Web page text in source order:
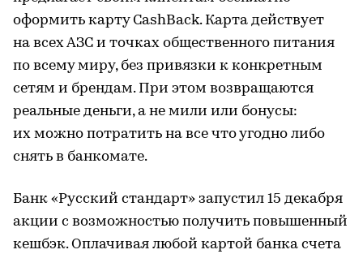
оформить карту CashBack. Карта действует
на всех АЗС и точках общественного питания
по всему миру, без привязки к конкретным
сетям и брендам. При этом возвращаются
реальные деньги, а не мили или бонусы:
их можно потратить на все что угодно либо
снять в банкомате.
Банк «Русский стандарт» запустил 15 декабря
акции с возможностью получить повышенный
кешбэк. Оплачивая любой картой банка счета